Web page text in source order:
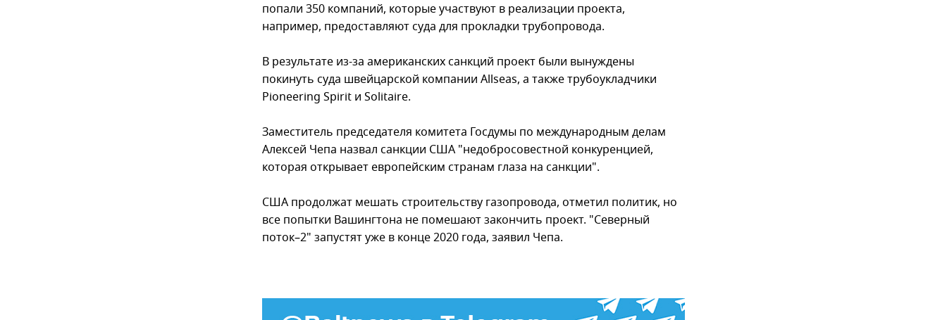
попали 350 компаний, которые участвуют в реализации проекта,
например, предоставляют суда для прокладки трубопровода.
В результате из-за американских санкций проект были вынуждены
покинуть суда швейцарской компании Allseas, а также трубоукладчики
Pioneering Spirit и Solitaire.
Заместитель председателя комитета Госдумы по международным делам
Алексей Чепа назвал санкции США "недобросовестной конкуренцией,
которая открывает европейским странам глаза на санкции".
США продолжат мешать строительству газопровода, отметил политик, но
все попытки Вашингтона не помешают закончить проект. "Северный
поток–2" запустят уже в конце 2020 года, заявил Чепа.